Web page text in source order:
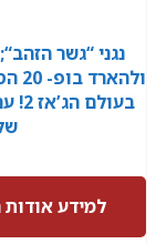
נגני “גשר
למידע